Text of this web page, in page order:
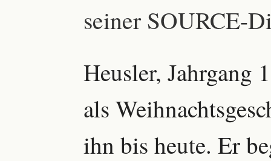
seiner SOURCE-
Heusler, Jahrgang
als
ihn bis heute. Er